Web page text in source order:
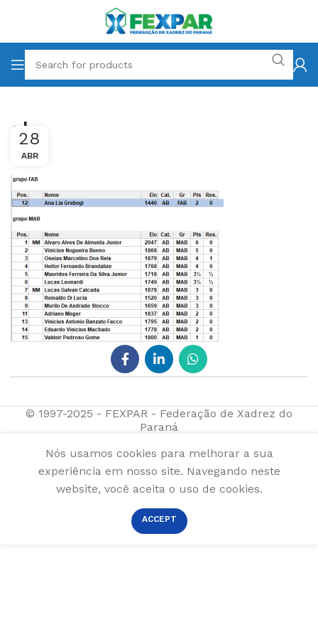
abs
28
ABR
© 1997-2025 - FEXPAR - Federação de Xadrez do
Paraná
Nós usamos cookies para melhorar a sua
experiência em nosso site. Navegando neste
website, você aceita o uso de cookies.
ACCEPT